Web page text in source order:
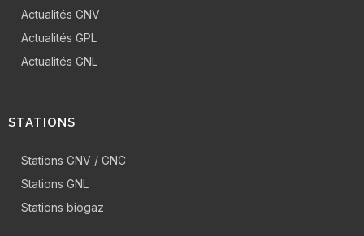
Actualités GNV
Actualités GPL
Actualités GNL
STATIONS
Stations GNV / GNC
Stations GNL
Stations biogaz